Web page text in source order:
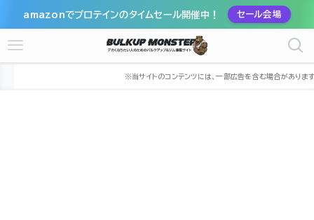
amazonでプロテインのタイムセール開催中！ セール会場
神奈川県